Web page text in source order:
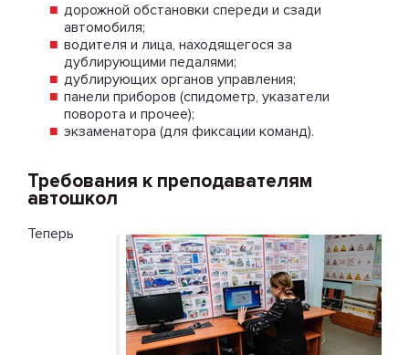
дорожной обстановки спереди и сзади
автомобиля;
водителя и лица, находящегося за
дублирующими педалями;
дублирующих органов управления;
панели приборов (спидометр, указатели
поворота и прочее);
экзаменатора (для фиксации команд).
Требования к преподавателям
автошкол
Теперь